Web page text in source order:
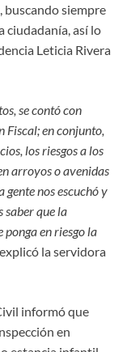
buscando siempre
ciudadanía, así lo
Leticia Rivera
se contó con
Fiscal; en conjunto,
los riesgos a los
arroyos o avenidas
gente nos escuchó y
saber que la
en riesgo la
explicó la servidora
informó que
en